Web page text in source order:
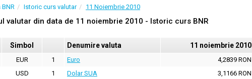
BNR Istoric curs valutar 11 Noiembrie 2010
valutar din data de 11 noiembrie 2010 - Istoric curs BNR
Simbol Denumire valuta 11 noiembrie 2010
EUR 1 Euro
4,2839 RON
USD
1 Dolar SUA
3,1166 RON